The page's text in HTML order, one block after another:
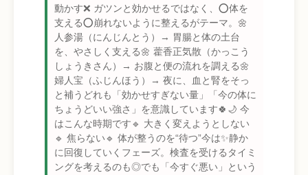
動かす❌ ガツンと効かせるではなく、⭕体を
支える⭕崩れないように整えるがテーマ。🌼
人参湯（にんじんとう）→ 胃腸と体の土台
を、やさしく支える🌼 藿香正気散（かっこう
しょうきさん）→ お腹と便の流れを調える🌼
婦人宝（ふじんほう）→ 夜に、血と腎をそっ
と補うどれも「効かせすぎない量」「今の体に
ちょうどいい強さ」を意識しています🍀🌙 今
はこんな時期です🔹 大きく変えようとしない
🔹 焦らない🔹 体が整うのを“待つ”今は✨静か
に回復していくフェーズ。検査を受けるタイミ
ングを考えるのも◎でも「今すぐ悪い」という